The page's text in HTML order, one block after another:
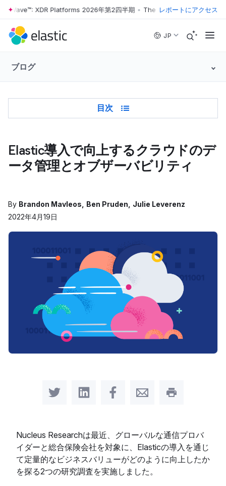
Skip to main content
Wave™: XDR Platforms 2026年第2四半期 • The Forrester Wave™: XDR
レポートにアクセス
JP
ブログ
Table of Contents
目次
Elastic導入で向上するクラウドのデ
ータ管理とオブザーバビリティ
By Brandon Mavleos Ben Pruden
Julie Leverenz
2022年4月19日
Share on TwitterShare on LinkedIn
Share on Facebook
Share by Email
Print this
Nucleus Researchは最近、グローバルな通信プロバ
イダーと総合保険会社を対象に、Elasticの導入を通じ
て定量的なビジネスバリューがどのように向上したか
を探る2つの研究調査を実施しました。